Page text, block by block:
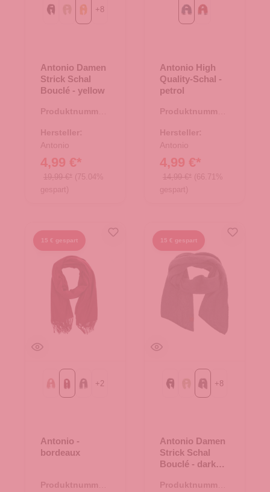
Black Greenyellow
+8
Antonio Damen
Strick Schal
Bouclé - yellow
Produktnummer:
Hersteller:
Antonio
4,99 €*
19,99 €* (75.04%
gespart)
petrolrust red
Antonio High
Quality-Schal -
petrol
Produktnummer:
Hersteller:
Antonio
4,99 €*
14,99 €* (66.71%
gespart)
15 € gespart
alt rosabordeaux
grau
+2
Antonio -
bordeaux
Produktnummer:
15 € gespart
Black Greendark grey
+8
Antonio Damen
Strick Schal
Bouclé - dark
Produktnummer: